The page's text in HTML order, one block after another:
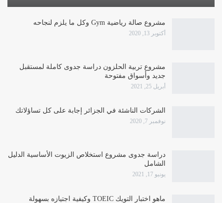
مشروع صالة رياضية Gym وكل ما يلزم لنجاحه
أكتوبر 13, 2020
مشروع تربية الحلزون دراسة جدوى كاملة لمستقبل
جديد وأسواق مفتوحة
أبريل 25, 2021
الشركات الناشئة في الجزائر إجابة على كل تساؤلاتك
نوفمبر 7, 2020
دراسة جدوى مشروع استخلاص الزيوت الأساسية الدليل
الشامل
يونيو 17, 2021
ماهو اختبار التويك TOEIC وكيفية اجتيازه بسهولة